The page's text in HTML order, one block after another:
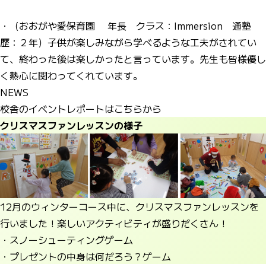
・（おおがや愛保育園 年長 クラス：Immersion 通塾
歴：２年）子供が楽しみながら学べるような工夫がされてい
て、終わった後は楽しかったと言っています。先生も皆様優し
く熱心に関わってくれています。
NEWS
校舎のイベントレポートはこちらから
クリスマスファンレッスンの様子
12月のウィンターコース中に、クリスマスファンレッスンを
行いました！楽しいアクティビティが盛りだくさん！
・スノーシューティングゲーム
・プレゼントの中身は何だろう？ゲーム